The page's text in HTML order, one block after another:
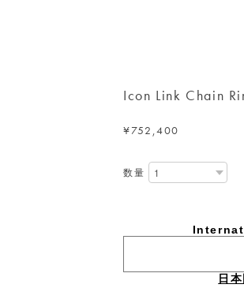
Icon Link Chain
¥752,400
数量
日